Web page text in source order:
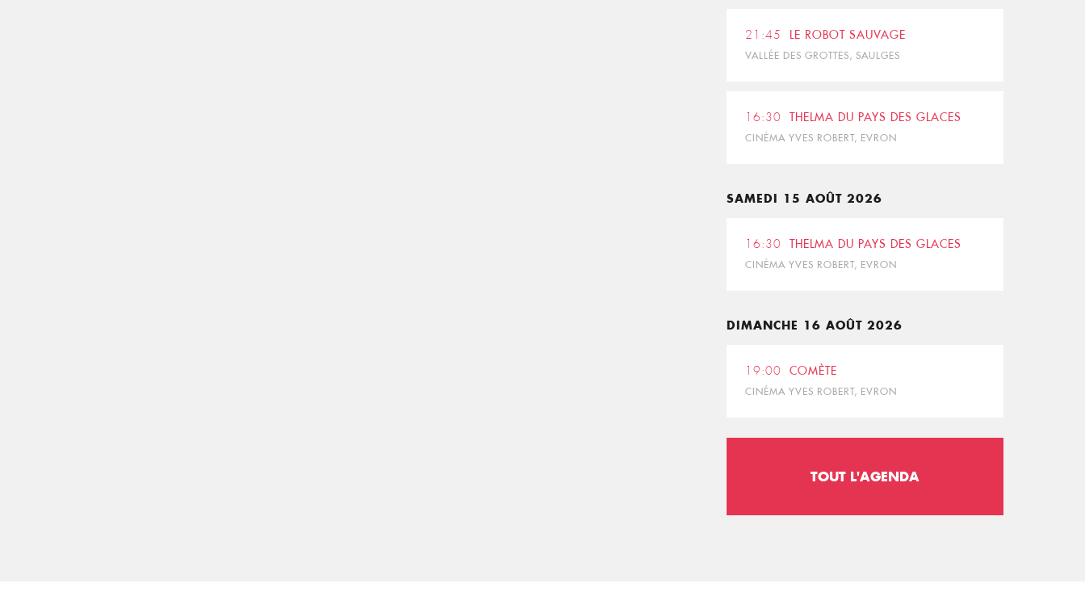
21:45 LE ROBOT SAUVAGE
VALLÉE DES GROTTES, SAULGES
16:30 THELMA DU PAYS DES GLACES
CINÉMA YVES ROBERT, EVRON
SAMEDI 15 AOÛT 2026
16:30 THELMA DU PAYS DES GLACES
CINÉMA YVES ROBERT, EVRON
DIMANCHE 16 AOÛT 2026
19:00 COMÈTE
CINÉMA YVES ROBERT, EVRON
TOUT L'AGENDA